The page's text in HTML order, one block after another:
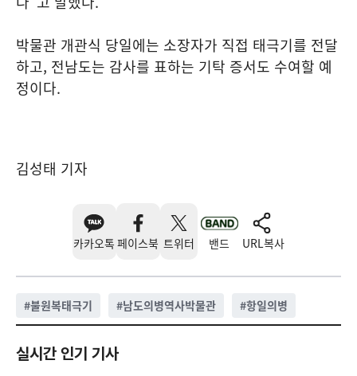
박물관 개관식 당일에는 소장자가 직접 태극기를 전달
하고, 전남도는 감사를 표하는 기탁 증서도 수여할 예
정이다.
김성태 기자
카카오톡 페이스북 트위터 밴드 URL복사
#불원복태극기 #남도의병역사박물관 #항일의병
실시간 인기 기사